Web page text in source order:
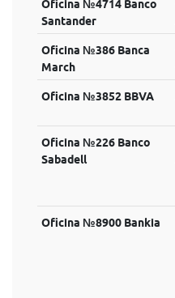
Oficina №4714 Banco
Santander
Oficina №386 Banca
March
Oficina №3852 BBVA
Oficina №226 Banco
Sabadell
Oficina №8900 Bankia